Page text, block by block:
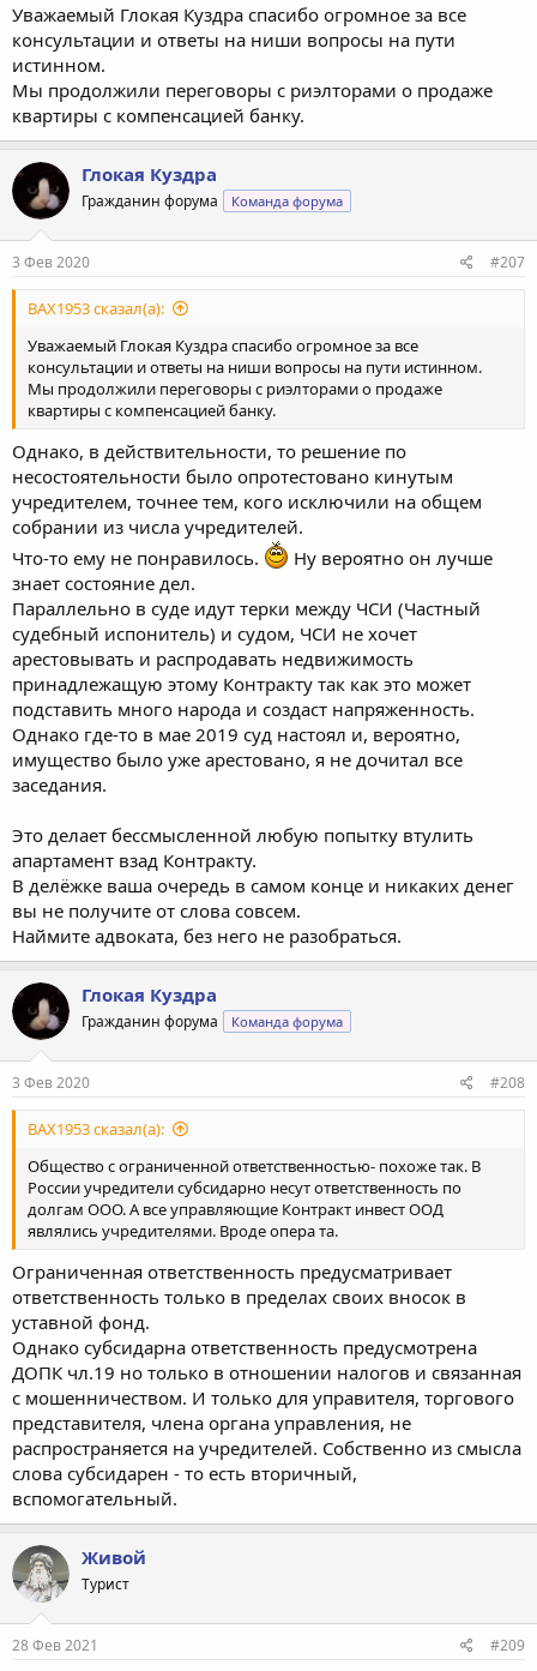
Уважаемый Глокая Куздра спасибо огромное за все
консультации и ответы на ниши вопросы на пути
истинном.
Мы продолжили переговоры с риэлторами о продаже
квартиры с компенсацией банку.
Глокая Куздра
Гражданин форума Команда форума
3 Фев 2020 #207
BAX1953 сказал(а):
Уважаемый Глокая Куздра спасибо огромное за все
консультации и ответы на ниши вопросы на пути истинном.
Мы продолжили переговоры с риэлторами о продаже
квартиры с компенсацией банку.
Однако, в действительности, то решение по
несостоятельности было опротестовано кинутым
учредителем, точнее тем, кого исключили на общем
собрании из числа учредителей.
Что-то ему не понравилось.
Ну вероятно он лучше
знает состояние дел.
Параллельно в суде идут терки между ЧСИ (Частный
судебный испонитель) и судом, ЧСИ не хочет
арестовывать и распродавать недвижимость
принадлежащую этому Контракту так как это может
подставить много народа и создаст напряженность.
Однако где-то в мае 2019 суд настоял и, вероятно,
имущество было уже арестовано, я не дочитал все
заседания.
Это делает бессмысленной любую попытку втулить
апартамент взад Контракту.
В делёжке ваша очередь в самом конце и никаких денег
вы не получите от слова совсем.
Наймите адвоката, без него не разобраться.
Глокая Куздра
Гражданин форума Команда форума
3 Фев 2020 #208
BAX1953 сказал(а):
Общество с ограниченной ответственностью- похоже так. В
России учредители субсидарно несут ответственность по
долгам ООО. А все управляющие Контракт инвест ООД
являлись учредителями. Вроде опера та.
Ограниченная ответственность предусматривает
ответственность только в пределах своих вносок в
уставной фонд.
Однако субсидарна ответственность предусмотрена
ДОПК чл.19 но только в отношении налогов и связанная
с мошенничеством. И только для управителя, торгового
представителя, члена органа управления, не
распространяется на учредителей. Собственно из смысла
слова субсидарен - то есть вторичный,
вспомогательный.
Живой
Турист
28 Фев 2021 #209